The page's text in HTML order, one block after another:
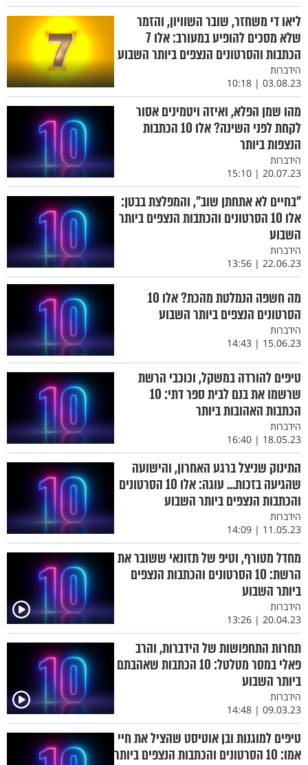
ליאו די משחזר, שובר השוויון, והזמר
שלא מסכים להופיע במעורב: אלו 7
הכתבות והסרטונים הנצפים ביותר השבוע
הידברות
03.08.23 | 10:18
מהו שמן הפלא, ואיזה ויטמינים אסור
לקחת לפני השינה? אלו 10 הכתבות
הנצפות ביותר
הידברות
20.07.23 | 15:10
"בחיים לא אתחתן שוב", והמפלצת בבטן:
אלו 10 הסרטונים והכתבות הנצפים ביותר
השבוע
הידברות
22.06.23 | 13:56
מה חשפה הנמלטת מהכת? אלו 10
הסרטונים הנצפים ביותר השבוע
הידברות
15.06.23 | 14:43
טיפים להורדה במשקל, וכוכבי הרשת
שרשמו את בנם לבית ספר דתי: 10
הכתבות האהובות ביותר
הידברות
18.05.23 | 16:40
התינוק שניצל ברגע האחרון, והישועה
שהגיעה בזכות... עוגה: אלו 10 הסרטונים
והכתבות הנצפים ביותר השבוע
הידברות
11.05.23 | 14:09
מחדל מטורף, וטיפ של תזונאי ששובר את
הרשת: 10 הסרטונים והכתבות הנצפים
ביותר השבוע
הידברות
20.04.23 | 13:26
תחרות התחפושות של הידברות, והרב
פאלי במסר מטלטל: 10 הכתבות שאהבתם
ביותר השבוע
הידברות
09.03.23 | 14:48
טיפים למוגנות ובן אוטיסט שהציל את חיי
אמו: 10 הסרטונים והכתבות הנצפים ביותר